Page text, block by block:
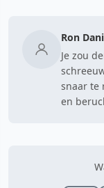
Ron
Je zou
snaar te
en